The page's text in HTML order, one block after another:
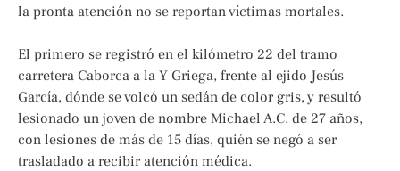
la pronta atención no se reportan víctimas mortales.
El primero se registró en el kilómetro 22 del tramo
carretera Caborca a la Y Griega, frente al ejido Jesús
García, dónde se volcó un sedán de color gris, y resultó
lesionado un joven de nombre Michael A.C. de 27 años,
con lesiones de más de 15 días, quién se negó a ser
trasladado a recibir atención médica.